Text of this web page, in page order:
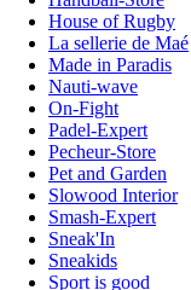
House of Rugby
La sellerie de Maé
Made in Paradis
Nauti-wave
On-Fight
Padel-Expert
Pecheur-Store
Pet and Garden
Slowood Interior
Smash-Expert
Sneak'In
Sneakids
Sport is good